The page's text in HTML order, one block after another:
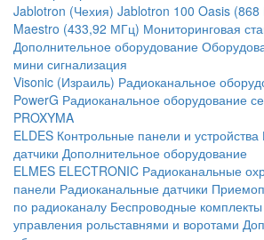
Jablotron (Чехия) Jablotron 100 Oasis
Maestro (433,92 МГц) Мониторинговая
Дополнительное оборудование
мини сигнализация
Visonic (Израиль) Радиоканальное
PowerG Радиоканальное оборудование
PROXYMA
ELDES Контрольные панели и устройства
датчики Дополнительное оборудование
ELMES ELECTRONIC Радиоканальные
панели Радиоканальные датчики
по радиоканалу Беспроводные
управления рольставнями и воротами